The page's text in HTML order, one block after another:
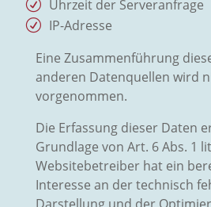
Uhrzeit der Serveranfrage
IP-Adresse
Eine Zusammenführung
anderen Datenquellen wird
vorgenommen.
Die Erfassung dieser Daten
Grundlage von Art. 6 Abs. 1
Websitebetreiber hat ein
Interesse an der technisch